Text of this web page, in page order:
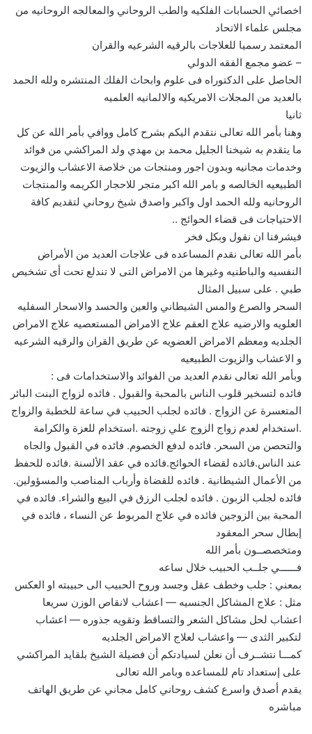
اخصائي الحسابات الفلكيه والطب الروحاني والمعالجه الروحانيه من
مجلس علماء الاتحاد
المعتمد رسميا للعلاجات بالرقيه الشرعيه والقران
– عضو مجمع الفقه الدولي
الحاصل على الدكتوراه فى علوم وابحاث الفلك المنتشره ولله الحمد
بالعديد من المجلات الامريكيه والالمانيه العلميه
ثانيا
وهنا بأمر الله تعالى نتقدم اليكم بشرح كامل ووافي بأمر الله عن كل
ما يتقدم به شيخنا الجليل محمد بن مهدي ولد المراكشي من فوائد
وخدمات مجانيه وبدون اجور ومنتجات من خلاصة الاعشاب والزيوت
الطبيعيه الخالصه و بامر الله اكبر متجر للاحجار الكريمه والمنتجات
الروحانيه ولله الحمد اول واكبر واصدق شيخ روحاني لتقديم كافة
الاحتياجات فى قضاء الحوائج ..
فيشرفنا ان نقول وبكل فخر
بأمر الله تعالى نقدم المساعده فى علاجات العديد من الأمراض
النفسيه والباطنيه وغيرها من الامراض التى لا تندلع تحت أى تشخيص
طبي . على سبيل المثال
السحر والصرع والمس الشيطاني والعين والحسد والاسحار السفليه
العلويه والارضيه علاج العقم علاج الامراض المستعصيه علاج الامراض
الجلديه ومعظم الامراض العضويه عن طريق القران والرقيه الشرعيه
و الاعشاب والزيوت الطبيعيه
وبأمر الله تعالى نقدم العديد من الفوائد والاستخدامات فى :
فائده لتسخير قلوب الناس بالمحبة والقبول . فائده لزواج البنت البائر
المتعسرة عن الزواج . فائده لجلب الحبيب في ساعة للخطبة والزواج
.استخدام لعدم زواج الزوج علي زوجته .استخدام للعزة والكرامة
والتحصن من السحر. فائده لدفع الخصوم. فائده في القبول والجاه
عند الناس.فائده لقضاء الحوائج.فائده في عقد الألسنة .فائده للحفظ
من الأعمال الشيطانية . فائده للقضاة وأرباب المناصب والمسؤولين.
فائده لجلب الزبون . فائده لجلب الرزق في البيع والشراء. فائده في
المحبة بين الزوجين فائده في علاج المربوط عن النساء ، فائده في
إبطال سحر المعقود
ومتخصصــون بأمر الله
فــــــي جلــب الحبيب خلال ساعه
بمعني : جلب وخطف عقل وجسد وروح الحبيب الى حبيبته او العكس
مثل : علاج المشاكل الجنسيه — اعشاب لانقاص الوزن سريعا
اعشاب لحل مشاكل الشعر والتساقط وتقويه جذوره — اعشاب
لتكبير الثدى — واعشاب لعلاج الامراض الجلديه
كمـــا نتشــرف أن نعلن لسيادتكم أن فضيلة الشيخ بلقايد المراكشي
على إستعداد تام للمساعده وبامر الله تعالى
يقدم أصدق واسرع كشف روحاني كامل مجاني عن طريق الهاتف
مباشره